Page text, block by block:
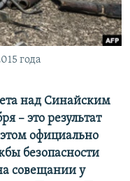
года
над Синайским
– это результат
официально
безопасности
совещании у